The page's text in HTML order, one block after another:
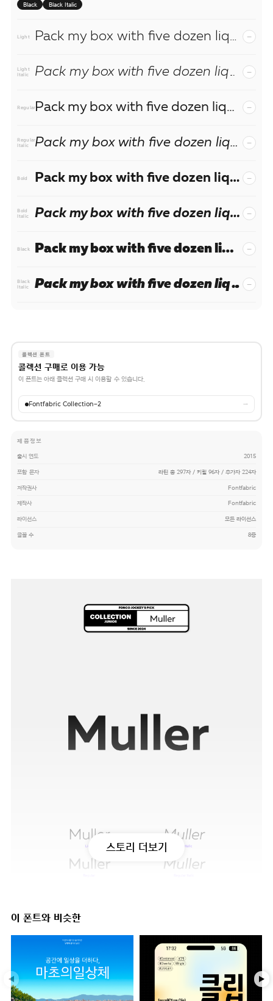
Black
Black Italic
Light Pack my box with five dozen liquor jugs. −
Light
Italic
Pack my box with five dozen liquor jugs. −
Regular Pack my box with five dozen liquor jugs. −
Regular
Italic
Pack my box with five dozen liquor jugs. −
Bold Pack my box with five dozen liquor jugs. −
Bold
Italic
Pack my box with five dozen liquor jugs. −
Black Pack my box with five dozen liquor jugs. −
Black
Italic
Pack my box with five dozen liquor jugs. −
콜렉션 폰트
콜렉션 구매로 이용 가능
이 폰트는 아래 콜렉션 구매 시 이용할 수 있습니다.
Fontfabric Collection-2 →
제품정보
출시 연도 2015
포함 문자 라틴 총 297자 / 키릴 96자 / 추가자 224자
저작권사 Fontfabric
제작사 Fontfabric
라이선스 모든 라이선스
글꼴 수 8종
스토리 더보기
이 폰트와 비슷한